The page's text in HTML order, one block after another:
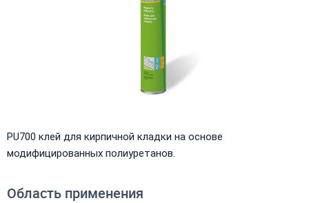
PU700 клей для кирпичной кладки на основе
модифицированных полиуретанов.
Область применения